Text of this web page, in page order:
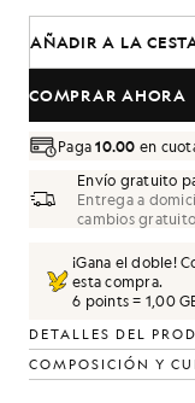
AÑADIR A LA
COMPRAR AHORA
Paga10.00 en
Envío gratuito
Entrega a
cambios
¡Gana el doble!
esta compra.
6 points = 1,00
DETALLES DEL
COMPOSICIÓN Y